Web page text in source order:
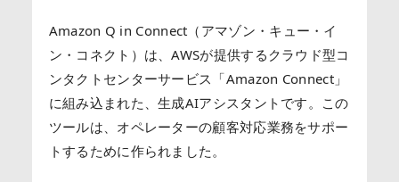
Amazon Q in Connect（アマゾン・キュー・イ
ン・コネクト）は、AWSが提供するクラウド型コ
ンタクトセンターサービス「Amazon Connect」
に組み込まれた、生成AIアシスタントです。この
ツールは、オペレーターの顧客対応業務をサポー
トするために作られました。